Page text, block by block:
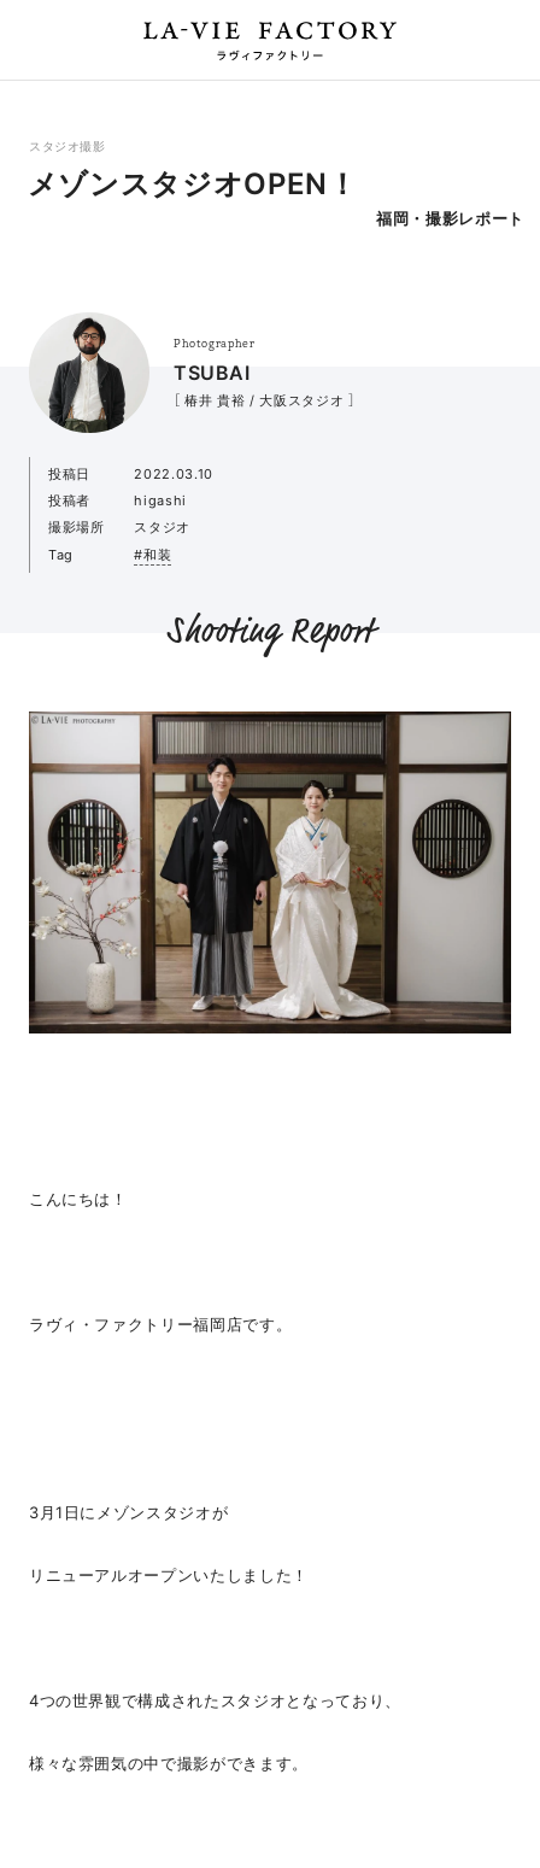
スタジオ撮影
メゾンスタジオOPEN！
福岡・撮影レポート
Photographer
TSUBAI
［ 椿井 貴裕 / 大阪スタジオ ］
投稿日
2022.03.10
投稿者
higashi
撮影場所
スタジオ
Tag
#和装
Shooting Report
こんにちは！
ラヴィ・ファクトリー福岡店です。
3月1日にメゾンスタジオが
リニューアルオープンいたしました！
4つの世界観で構成されたスタジオとなっており、
様々な雰囲気の中で撮影ができます。